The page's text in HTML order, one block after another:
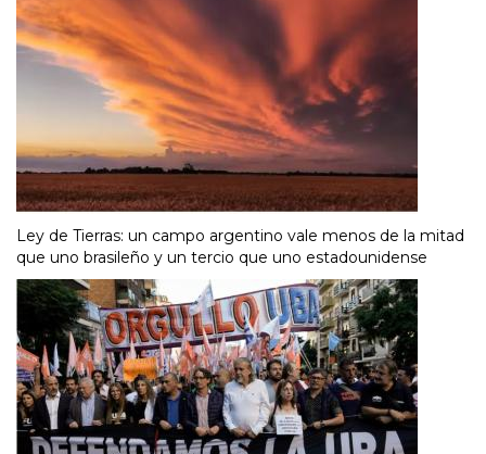
Ley de Tierras: un campo argentino vale menos de la mitad
que uno brasileño y un tercio que uno estadounidense